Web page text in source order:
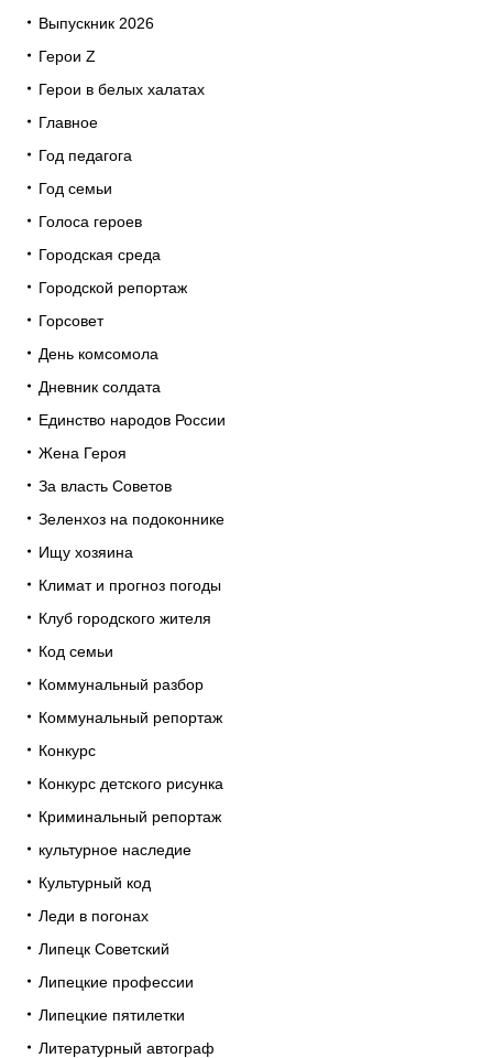
Выпускник 2026
Герои Z
Герои в белых халатах
Главное
Год педагога
Год семьи
Голоса героев
Городская среда
Городской репортаж
Горсовет
День комсомола
Дневник солдата
Единство народов России
Жена Героя
За власть Советов
Зеленхоз на подоконнике
Ищу хозяина
Климат и прогноз погоды
Клуб городского жителя
Код семьи
Коммунальный разбор
Коммунальный репортаж
Конкурс
Конкурс детского рисунка
Криминальный репортаж
культурное наследие
Культурный код
Леди в погонах
Липецк Советский
Липецкие профессии
Липецкие пятилетки
Литературный автограф